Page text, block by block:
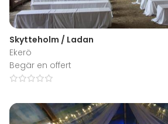
Skytteholm / Ladan
Ekerö
Begär en offert